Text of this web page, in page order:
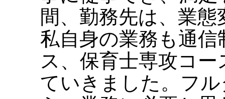
間、勤務先は、業
私自身の業務も通
ス、保育士専攻コ
ていきました。フ